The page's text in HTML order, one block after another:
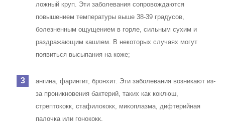
ложный круп. Эти заболевания сопровождаются
повышением температуры выше 38-39 градусов,
болезненным ощущением в горле, сильным сухим и
раздражающим кашлем. В некоторых случаях могут
появиться высыпания на коже;
ангина, фарингит, бронхит. Эти заболевания возникают из-
за проникновения бактерий, таких как коклюш,
стрептококк, стафилококк, микоплазма, дифтерийная
палочка или гонококк.